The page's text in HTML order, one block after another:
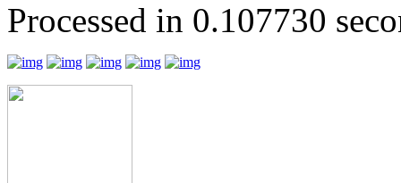
Processed in 0.107730